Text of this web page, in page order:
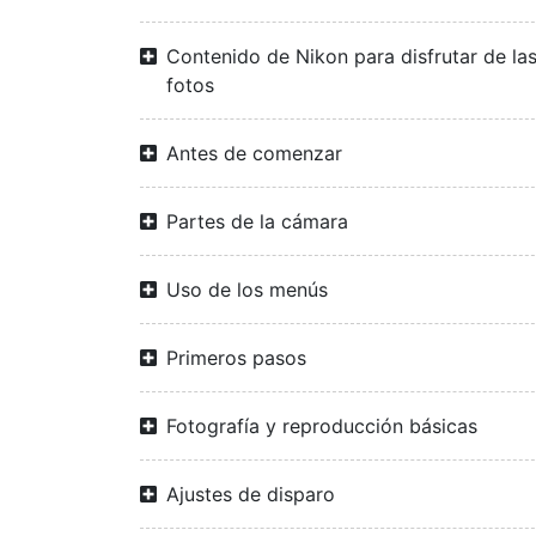
Contenido de Nikon para disfrutar de las
fotos
Antes de comenzar
Partes de la cámara
Uso de los menús
Primeros pasos
Fotografía y reproducción básicas
Ajustes de disparo